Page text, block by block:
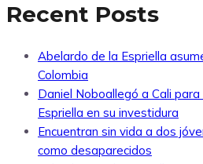
Recent Posts
Abelardo de la Espriella
Colombia
Daniel Noboallegó a Cali
Espriella en su investidura
Encuentran sin vida a dos
como desaparecidos